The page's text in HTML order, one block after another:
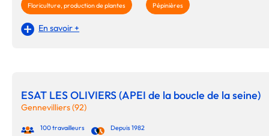
Floriculture, production de plantes Pépinières
En savoir +
ESAT LES OLIVIERS (APEI de la boucle de la seine)
Gennevilliers (92)
100 travailleurs Depuis 1982